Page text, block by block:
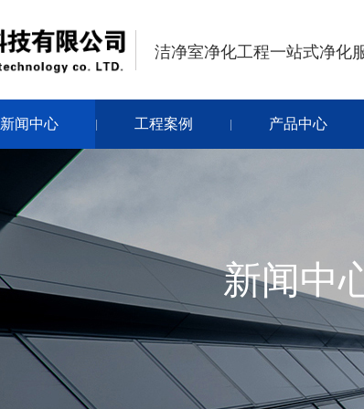
洁净室净化工程一站式净
洁净室净化工程一站式净化
新闻中心 | 工程案例 | 产品中心
新闻中